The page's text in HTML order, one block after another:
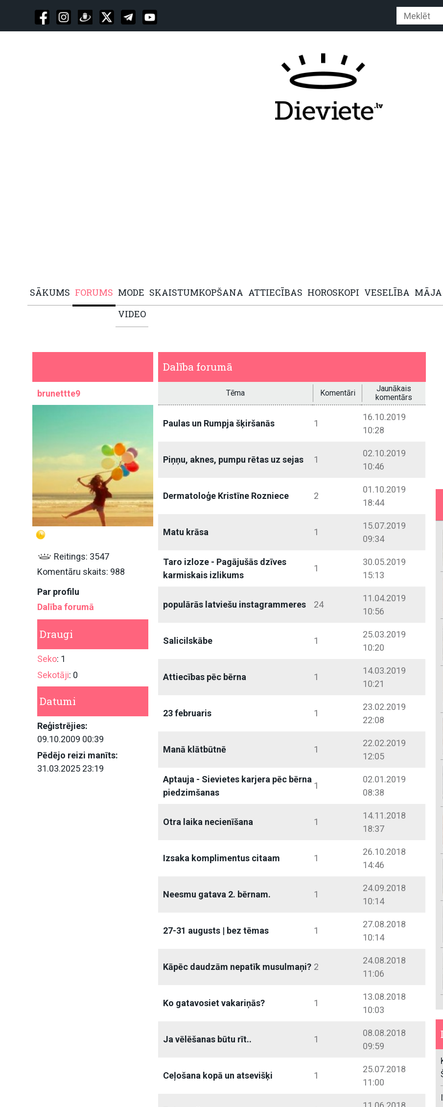
SĀKUMS FORUMS MODE SKAISTUMKOPŠANA ATTIECĪBAS HOROSKOPI VESELĪBA MĀJA
VIDEO
brunettte9
Reitings: 3547
Komentāru skaits: 988
Par profilu
Dalība forumā
Draugi
Seko: 1
Sekotāji: 0
Datumi
Reģistrējies:
09.10.2009 00:39
Pēdējo reizi manīts:
31.03.2025 23:19
Dalība forumā
Tēma Komentāri
Jaunākais
komentārs
Paulas un Rumpja šķiršanās 1
16.10.2019
10:28
Piņņu, aknes, pumpu rētas uz sejas 1
02.10.2019
10:46
Dermatoloģe Kristīne Rozniece 2
01.10.2019
18:44
Matu krāsa 1
15.07.2019
09:34
Taro izloze - Pagājušās dzīves
karmiskais izlikums
1
30.05.2019
15:13
populārās latviešu instagrammeres 24
11.04.2019
10:56
Salicilskābe 1
25.03.2019
10:20
Attiecības pēc bērna 1
14.03.2019
10:21
23 februaris 1
23.02.2019
22:08
Manā klātbūtnē 1
22.02.2019
12:05
Aptauja - Sievietes karjera pēc bērna
piedzimšanas
1
02.01.2019
08:38
Otra laika necienīšana 1
14.11.2018
18:37
Izsaka komplimentus citaam 1
26.10.2018
14:46
Neesmu gatava 2. bērnam. 1
24.09.2018
10:14
27-31 augusts | bez tēmas 1
27.08.2018
10:14
Kāpēc daudzām nepatīk musulmaņi? 2
24.08.2018
11:06
Ko gatavosiet vakariņās? 1
13.08.2018
10:03
Ja vēlēšanas būtu rīt.. 1
08.08.2018
09:59
Ceļošana kopā un atsevišķi 1
25.07.2018
11:00